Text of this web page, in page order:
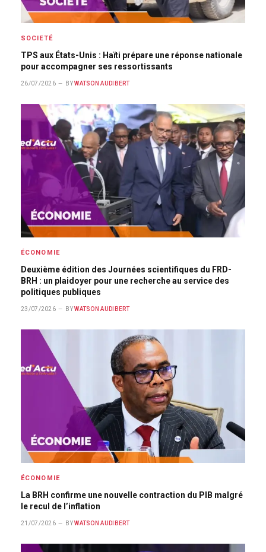
SOCIETÉ
TPS aux États-Unis : Haïti prépare une réponse nationale
pour accompagner ses ressortissants
26/07/2026 BY WATSON AUDIBERT
ÉCONOMIE
Deuxième édition des Journées scientifiques du FRD-
BRH : un plaidoyer pour une recherche au service des
politiques publiques
23/07/2026 BY WATSON AUDIBERT
ÉCONOMIE
La BRH confirme une nouvelle contraction du PIB malgré
le recul de l’inflation
21/07/2026 BY WATSON AUDIBERT